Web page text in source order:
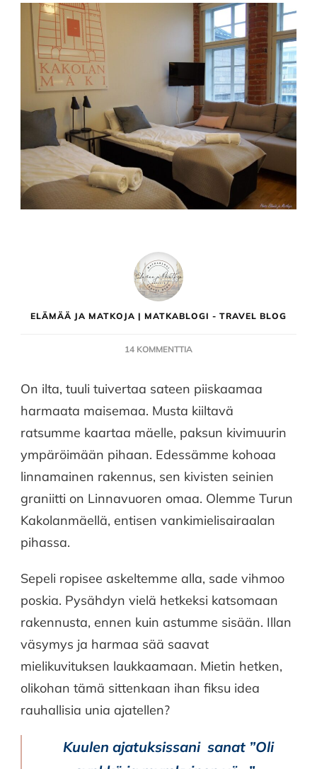
ELÄMÄÄ JA MATKOJA | MATKABLOGI - TRAVEL BLOG
14 KOMMENTTIAARTIKKELIIN
–
FORENOM
TURKU
On ilta, tuuli tuivertaa sateen piiskaamaa
harmaata maisemaa. Musta kiiltavä
ratsumme kaartaa mäelle, paksun kivimuurin
ympäröimään pihaan. Edessämme kohoaa
linnamainen rakennus, sen kivisten seinien
graniitti on Linnavuoren omaa. Olemme Turun
Kakolanmäellä, entisen vankimielisairaalan
pihassa.
Sepeli ropisee askeltemme alla, sade vihmoo
poskia. Pysähdyn vielä hetkeksi katsomaan
rakennusta, ennen kuin astumme sisään. Illan
väsymys ja harmaa sää saavat
mielikuvituksen laukkaamaan. Mietin hetken,
olikohan tämä sittenkaan ihan fiksu idea
rauhallisia unia ajatellen?
Kuulen ajatuksissani sanat ”Oli